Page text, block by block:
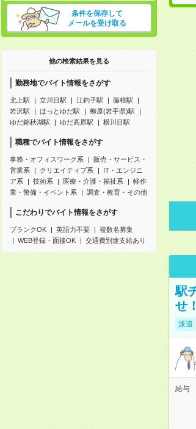
条件を保存して
メールを受け取る
他の検索結果を見る
勤務地でバイト情報をさがす
北上駅 立川目駅 江釣子駅
藤根駅
岩沢駅
ほっとゆだ駅
柳原(岩手県)駅
ゆだ錦秋湖駅
ゆだ高原駅 横川目駅
職種でバイト情報をさがす
事務・オフィスワーク系
販売・サービス・
営業系
クリエイティブ系
IT・エンジニ
ア系
技術系 医療・介護・福祉系
軽作
業・警備・イベント系
調査・教育・その他
こだわりでバイト情報をさがす
ブランクOK 英語力不要
複数名募集
WEB登録・面接OK
交通費別途支給あり
駅
せ！
派遣
給与